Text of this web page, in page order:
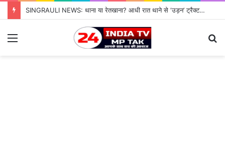
SINGRAULI NEWS: थाना या रेतखाना? आधी रात थाने से ‘उड़न’ ट्रैक्टर, जियावन पुलिस के पहरे में माफिया पास रेत माफिया के आगे नतमस्तक सिस्टम, सुशासन की पोल खोलती जियावन थाने की सनसनीखेज कहानी
Menu